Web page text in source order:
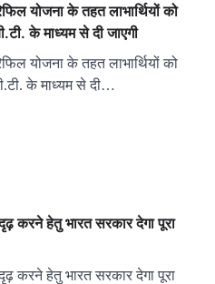
योजना के तहत लाभार्थियों को
के माध्यम से दी जाएगी
योजना के तहत लाभार्थियों को
के माध्यम से दी…
करने हेतु भारत सरकार देगा पूरा
करने हेतु भारत सरकार देगा पूरा